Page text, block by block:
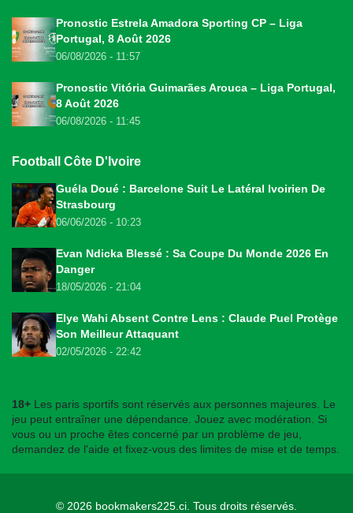
Pronostic Estrela Amadora Sporting CP – Liga
Portugal, 8 Août 2026
06/08/2026 - 11:57
Pronostic Vitória Guimarães Arouca – Liga Portugal,
8 Août 2026
06/08/2026 - 11:45
Football Côte D'Ivoire
Guéla Doué : Barcelone Suit Le Latéral Ivoirien De
Strasbourg
06/06/2026 - 10:23
Evan Ndicka Blessé : Sa Coupe Du Monde 2026 En
Danger
18/05/2026 - 21:04
Elye Wahi Absent Contre Lens : Claude Puel Protège
Son Meilleur Attaquant
02/05/2026 - 22:42
18+ Les paris sportifs sont réservés aux personnes majeures. Le
jeu peut entraîner une dépendance. Jouez avec modération. Si
vous ou un proche êtes concerné par un problème de jeu,
demandez de l'aide et fixez-vous des limites de mise et de temps.
© 2026 bookmakers225.ci . Tous droits réservés.